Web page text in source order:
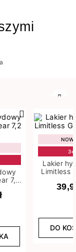
7,2
Lakier
Limitless
DO